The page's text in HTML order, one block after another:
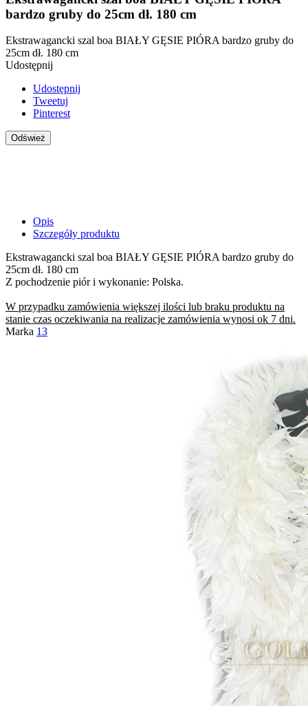
bardzo gruby do 25cm dł. 180 cm
Ekstrawagancki szal boa BIAŁY GĘSIE PIÓRA bardzo gruby do
25cm dł. 180 cm
Udostępnij
Udostępnij
Tweetuj
Pinterest
Opis
Szczegóły produktu
Ekstrawagancki szal boa BIAŁY GĘSIE PIÓRA bardzo gruby do
25cm dł. 180 cm
Z pochodzenie piór i wykonanie: Polska.
W przypadku zamówienia większej ilości lub braku produktu na
stanie czas oczekiwania na realizacje zamówienia wynosi ok 7 dni.
Marka 13